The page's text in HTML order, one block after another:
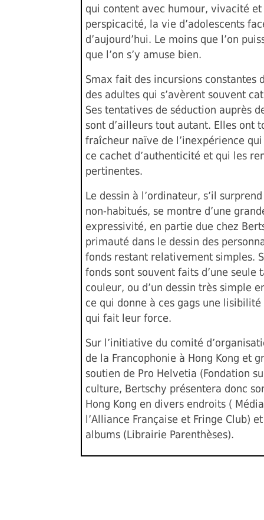
qui content avec humour, vivacité
perspicacité, la vie d’adolescents
d’aujourd’hui. Le moins que l’on
que l’on s’y amuse bien.
Smax fait des incursions constantes
des adultes qui s’avèrent souvent
Ses tentatives de séduction auprès
sont d’ailleurs tout autant. Elles ont
fraîcheur naïve de l’inexpérience
ce cachet d’authenticité et qui les
pertinentes.
Le dessin à l’ordinateur, s’il
non-habitués, se montre d’une
expressivité, en partie due chez
primauté dans le dessin des
fonds restant relativement simples.
fonds sont souvent faits d’une seule
couleur, ou d’un dessin très simple
ce qui donne à ces gags une
qui fait leur force.
Sur l’initiative du comité
de la Francophonie à Hong Kong et
soutien de Pro Helvetia (Fondation
culture, Bertschy présentera donc
Hong Kong en divers endroits (
l’Alliance Française et Fringe Club)
albums (Librairie Parenthèses).